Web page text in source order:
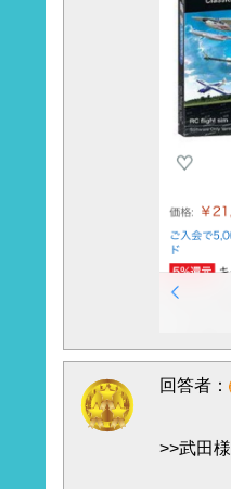
回答者：
>>武田様